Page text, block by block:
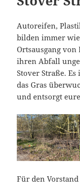
Autoreifen,
bilden immer
Ortsausgang von
ihren Abfall
Stover Straße.
das Gras
und entsorgt
Für den